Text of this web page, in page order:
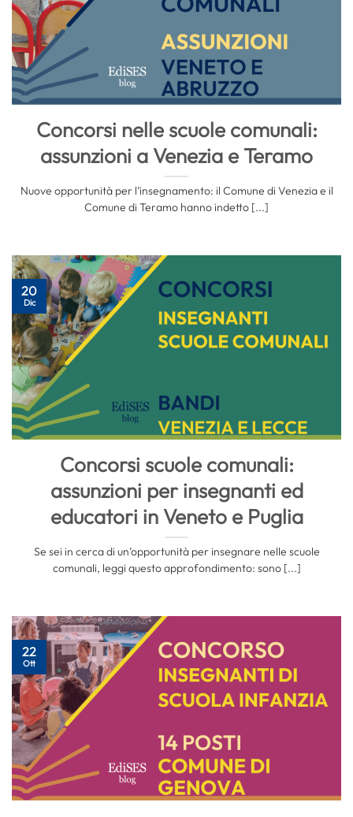
Concorsi nelle scuole comunali:
assunzioni a Venezia e Teramo
Nuove opportunità per l’insegnamento: il Comune di Venezia e il
Comune di Teramo hanno indetto [...]
Concorsi scuole comunali:
assunzioni per insegnanti ed
educatori in Veneto e Puglia
Se sei in cerca di un’opportunità per insegnare nelle scuole
comunali, leggi questo approfondimento: sono [...]
20
Dic
22
Ott